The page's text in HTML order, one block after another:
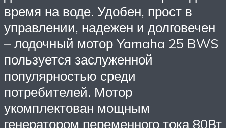
время на воде. Удобен, прост в
управлении, надежен и долговечен
– лодочный мотор Yamaha 25 BWS
пользуется заслуженной
популярностью среди
потребителей. Мотор
укомплектован мощным
генератором переменного тока 80Вт